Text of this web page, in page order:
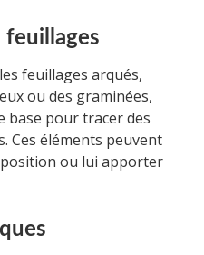
feuillages
feuillages arqués,
ou des graminées,
base pour tracer des
Ces éléments peuvent
ou lui apporter